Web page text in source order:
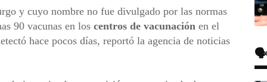
y cuyo nombre no fue divulgado por las normas
90 vacunas en los centros de vacunación en el
hace pocos días, reportó la agencia de noticias